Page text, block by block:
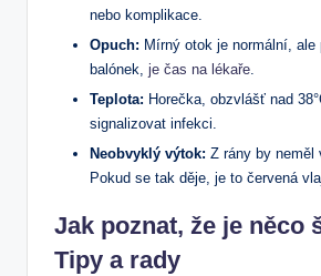
nebo komplikace.
Opuch: Mírný otok je normální,
balónek, je čas na lékaře
Teplota: Horečka, obzvlášť nad
signalizovat infekci.
Neobvyklý výtok: Z rány by neměl
⁢Pokud se tak děje, je to červená
Jak poznat, že je něco
‌Tipy a rady